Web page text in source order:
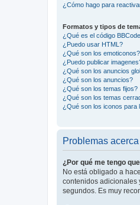
¿Cómo hago para
Formatos y tipos de
¿Qué es el código
¿Puedo usar HTML?
¿Qué son los emoticonos?
¿Puedo publicar
¿Qué son los anuncios
¿Qué son los anuncios?
¿Qué son los temas fijos?
¿Qué son los temas
¿Qué son los iconos para
Problemas
¿Por qué me tengo
No está obligado a
contenidos adicionales
segundos. Es muy